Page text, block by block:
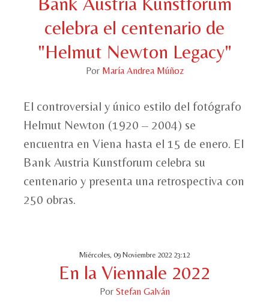
celebra el centenario de
"Helmut Newton Legacy"
Por María Andrea Múñoz
El controversial y único estilo del fotógrafo
Helmut Newton (1920 – 2004) se
encuentra en Viena hasta el 15 de enero. El
Bank Austria Kunstforum celebra su
centenario y presenta una retrospectiva con
250 obras.
Miércoles, 09 Noviembre 2022 23:12
En la Viennale 2022
Por Stefan Galván